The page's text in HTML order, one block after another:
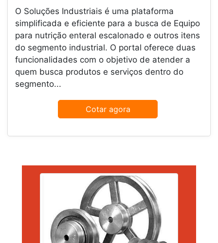
O Soluções Industriais é uma plataforma
simplificada e eficiente para a busca de Equipo
para nutrição enteral escalonado e outros itens
do segmento industrial. O portal oferece duas
funcionalidades com o objetivo de atender a
quem busca produtos e serviços dentro do
segmento...
Cotar agora